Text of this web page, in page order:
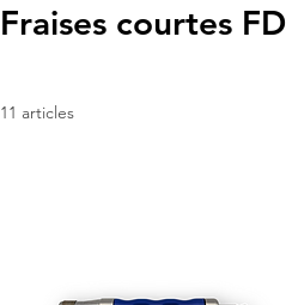
Fraises courtes FD
11 articles